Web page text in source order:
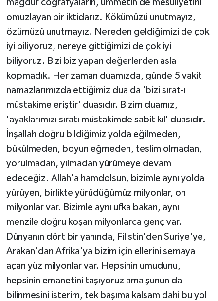
mağdur coğrafyaların, ümmetin de mesuliyetini
omuzlayan bir iktidarız. Kökümüzü unutmayız,
özümüzü unutmayız. Nereden geldiğimizi de çok
iyi biliyoruz, nereye gittiğimizi de çok iyi
biliyoruz. Bizi biz yapan değerlerden asla
kopmadık. Her zaman duamızda, günde 5 vakit
namazlarımızda ettiğimiz dua da 'bizi sırat-ı
müstakime eriştir' duasıdır. Bizim duamız,
'ayaklarımızı sıratı müstakimde sabit kıl' duasıdır.
İnşallah doğru bildiğimiz yolda eğilmeden,
bükülmeden, boyun eğmeden, teslim olmadan,
yorulmadan, yılmadan yürümeye devam
edeceğiz. Allah'a hamdolsun, bizimle aynı yolda
yürüyen, birlikte yürüdüğümüz milyonlar, on
milyonlar var. Bizimle aynı ufka bakan, aynı
menzile doğru koşan milyonlarca genç var.
Dünyanın dört bir yanında, Filistin'den Suriye'ye,
Arakan'dan Afrika'ya bizim için ellerini semaya
açan yüz milyonlar var. Hepsinin umudunu,
hepsinin emanetini taşıyoruz ama şunun da
bilinmesini isterim, tek başıma kalsam dahi bu yol